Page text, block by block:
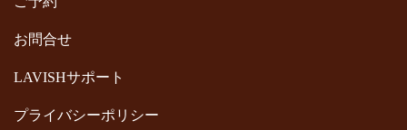
お問合せ
LAVISHサポート
プライバシーポリシー